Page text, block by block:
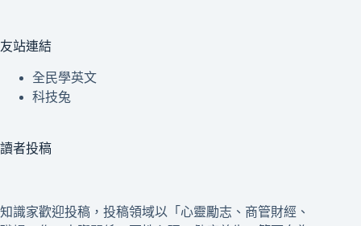
友站連結
全民學英文
科技兔
讀者投稿
知識家歡迎投稿，投稿領域以「心靈勵志、商管財經、